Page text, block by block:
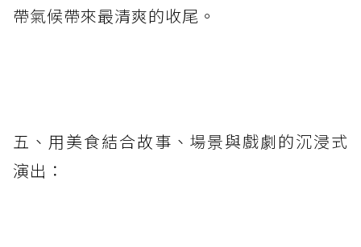
帶氣候帶來最清爽的收尾。
五、用美食結合故事、場景與戲劇的沉浸式
演出：